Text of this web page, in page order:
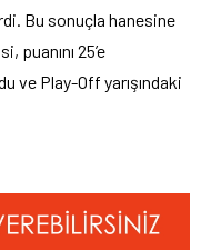
Bu sonuçla hanesine
puanını 25’e
ve Play-Off yarışındaki